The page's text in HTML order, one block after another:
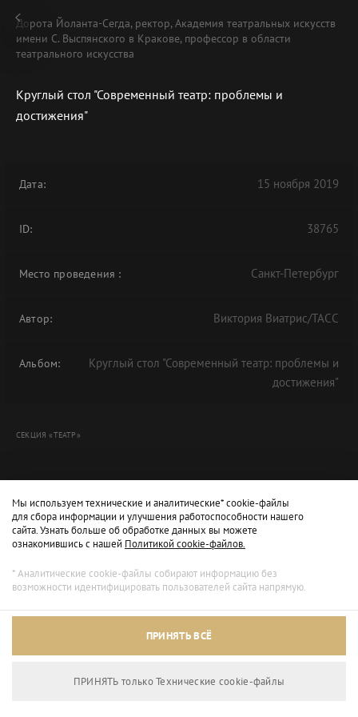
В АРХИВЕ
Архивный режим
Дорота Йоланта-Сегда, ректор, Академия театральных искусств
имени С. Выспянского в Кракове, профессор в области
театрального искусства
Круглый стол "Современный театр: проблемы и
достижения"
Дата: 15 ноября 2019
ID: 38765
Место проведения : Санкт-Петербург
Автор: Виктория Виатрис/ТАСС
Альбом:
Круглый стол "Современный театр: проблемы и
достижения"
СЕКЦИЯ «ТЕАТР»
Мы используем технические и аналитические* cookie-файлы
для сбора информации и улучшения работоспособности нашего
сайта. Узнать больше об обработке данных вы можете
ознакомившись с нашей Политикой cookie-файлов.
* Аналитические cookie-файлы собирают информацию без
возможности идентифицировать пользователей сайта напрямую.
ПРИНЯТЬ ВСЁ
ПРИНЯТЬ только Технические сookie-файлы